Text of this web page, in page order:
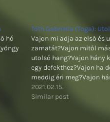
hó
Tóth Gabriella (Toga):
Vajon mi adja az első és
zamatát?Vajon mitől
utolsó hang?Vajon hány
egy defekthez?Vajon ha
meddig éri meg?Vajon
múlik hasztalan?Vajon
leszünk arctalan?Vajon a
2021.02.15.
Similar post